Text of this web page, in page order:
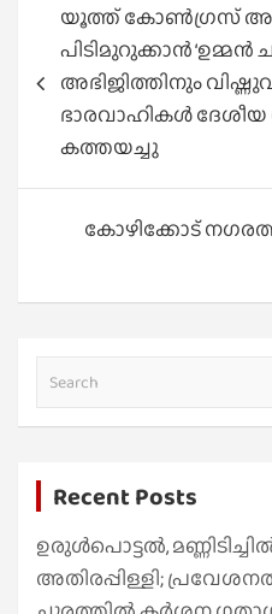
navigation
യൂത്ത് കോൺഗ്രസ്
പിടിമുറുക്കാൻ ‘ഉമ്മൻ
അഭിജിത്തിനും
ഭാരവാഹികൾ
കത്തയച്ചു
കോഴിക്കോട്
a
h
Recent Posts
ഉരുൾപൊട്ടൽ,
അതിരപ്പിള്ളി;